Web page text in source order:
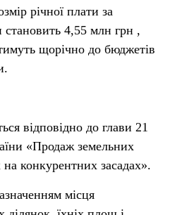
річної плати за
становить 4,55 млн грн ,
щорічно до бюджетів
відповідно до глави 21
«Продаж земельних
конкурентних засадах».
місця